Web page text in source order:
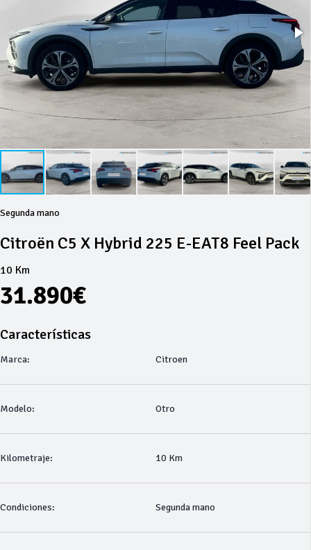
Segunda mano
Citroën C5 X Hybrid 225 E-EAT8 Feel Pack
10 Km
31.890€
Características
Marca: Citroen
Modelo: Otro
Kilometraje: 10 Km
Condiciones: Segunda mano